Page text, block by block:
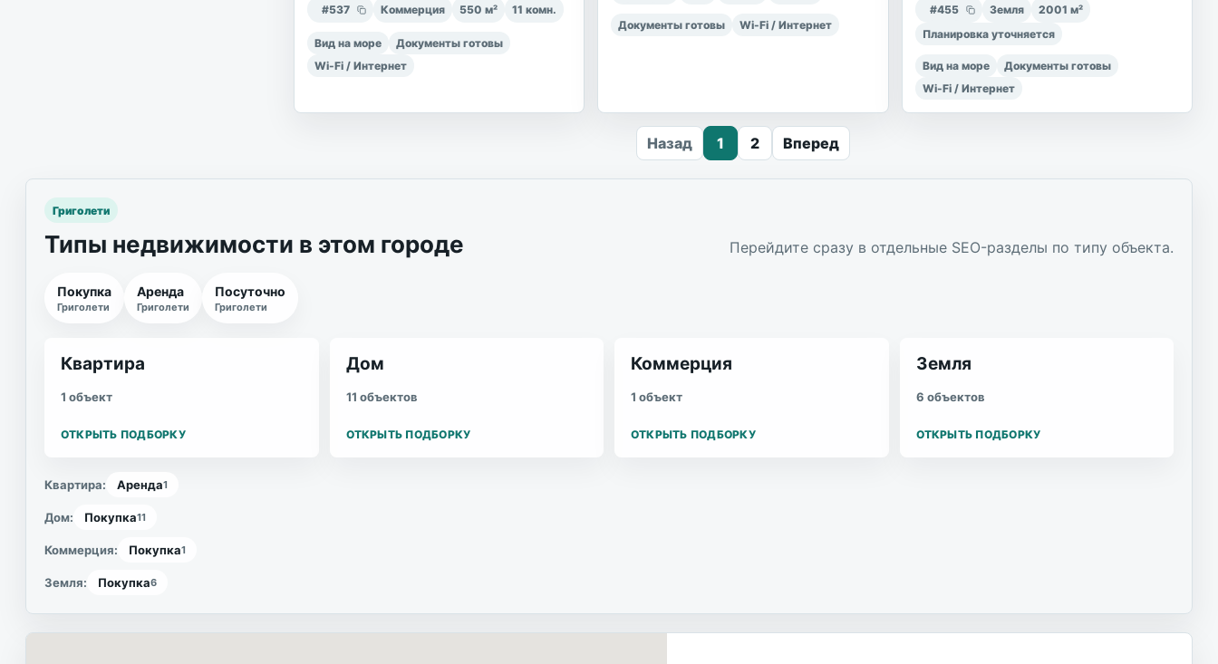
#537 Коммерция 550 м² 11 комн.
Вид на море
Документы готовы
Wi-Fi / Интернет
Документы готовы Wi-Fi / Интернет
#455 Земля 2001 м²
Планировка уточняется
Вид на море
Документы готовы
Wi-Fi / Интернет
Назад 1 2 Вперед
Григолети
Типы недвижимости в этом городе Перейдите сразу в отдельные SEO-разделы по типу объекта.
Покупка
Григолети
Аренда
Григолети
Посуточно
Григолети
Квартира
1 объект
ОТКРЫТЬ ПОДБОРКУ
Дом
11 объектов
ОТКРЫТЬ ПОДБОРКУ
Коммерция
1 объект
ОТКРЫТЬ ПОДБОРКУ
Земля
6 объектов
ОТКРЫТЬ ПОДБОРКУ
Квартира: Аренда1
Дом: Покупка11
Коммерция: Покупка1
Земля: Покупка6